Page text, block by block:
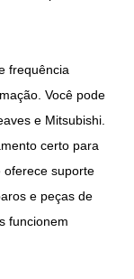
frequência
Você pode
e Mitsubishi.
certo para
oferece suporte
e peças de
funcionem